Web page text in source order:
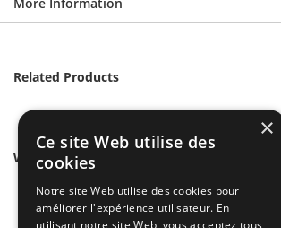
More Information
Related Products
We found other products you might like!
×
Ce site Web utilise des
cookies
Notre site Web utilise des cookies pour
améliorer l'expérience utilisateur. En
utilisant notre site Web, vous acceptez tous